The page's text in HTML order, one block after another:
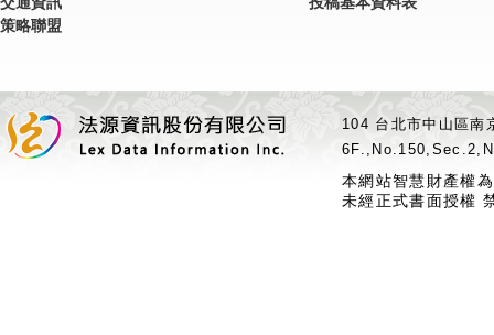
策略聯盟
104 台北市中山區
本網站智慧財產權
未經正式書面授權